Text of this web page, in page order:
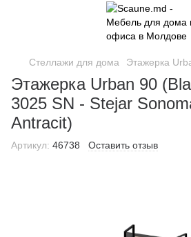
Стеллажи для дома Этажерка
Этажерка Urban 90
3025 SN - Stejar
Antracit)
Артикул: 46738 Оставить отзыв